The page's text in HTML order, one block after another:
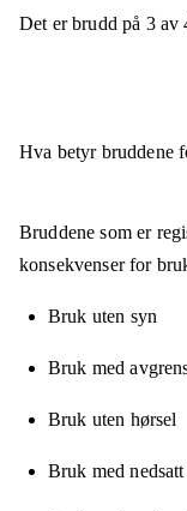
Det er brudd på 3av
Hva betyr bruddene
Bruddene som er
konsekvenser for
Bruk uten syn
Bruk med
Bruk uten hørsel
Bruk med